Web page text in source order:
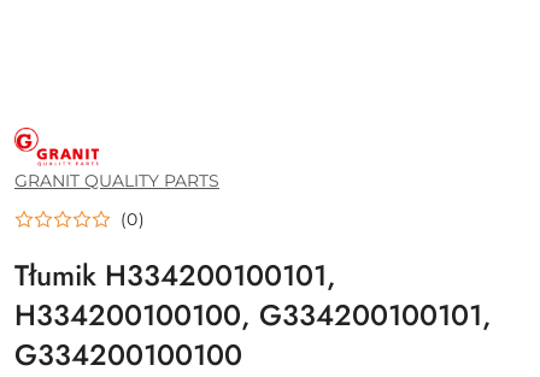
GRANIT
QUALITY
PARTS
GRANIT QUALITY PARTS
(0)
Tłumik H334200100101,
H334200100100, G334200100101,
G334200100100